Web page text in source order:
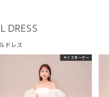
DRESS
ドレス
サイズオーダー